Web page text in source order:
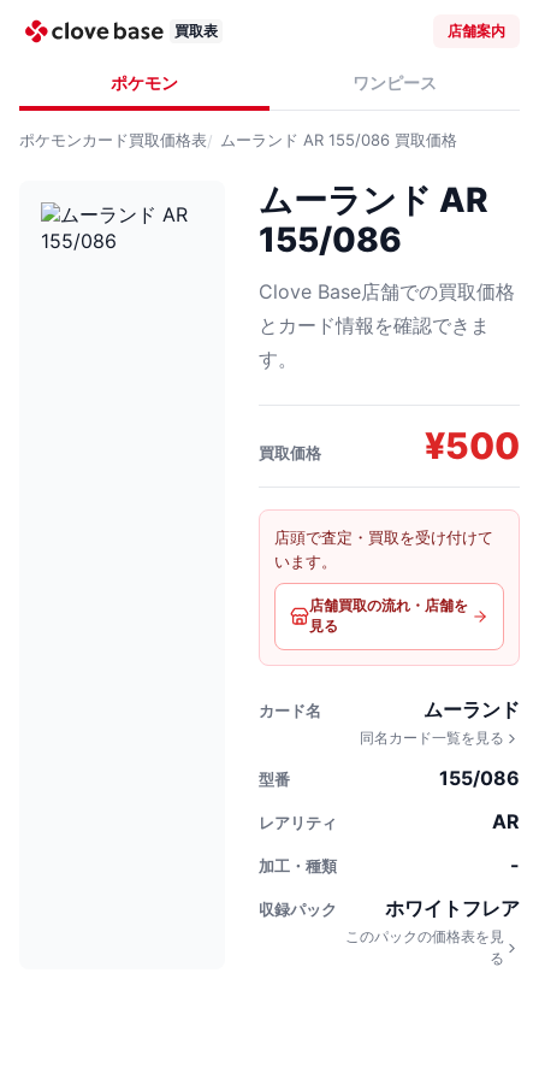
買取表 店舗案内
ポケモン ワンピース
ポケモンカード買取価格表 ムーランド AR 155/086 買取価格
ムーランド AR
155/086
Clove Base店舗での買取価格
とカード情報を確認できま
す。
買取価格 ¥500
店頭で査定・買取を受け付けて
います。
店舗買取の流れ・店舗を
見る
カード名 ムーランド
同名カード一覧を見る
型番 155/086
レアリティ AR
加工・種類 -
収録パック ホワイトフレア
このパックの価格表を見
る